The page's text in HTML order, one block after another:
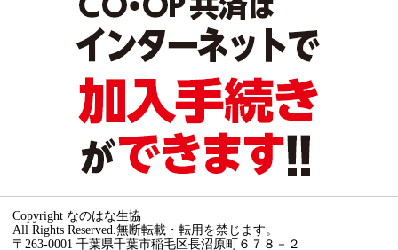
Copyright なのはな生協
All Rights Reserved.無断転載・転用を禁じます。
〒263-0001 千葉県千葉市稲毛区長沼原町６７８－２